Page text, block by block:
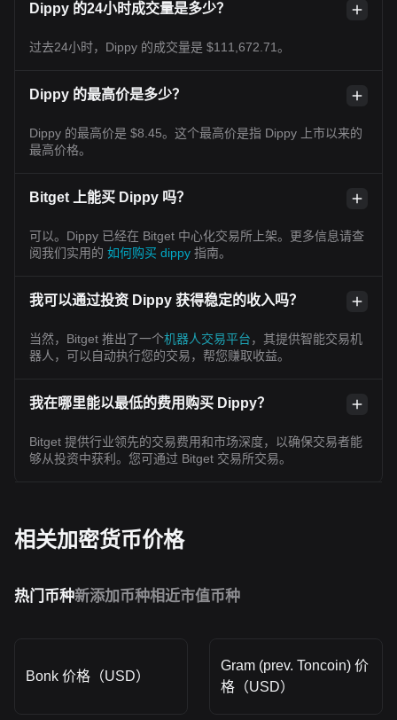
Dippy 的24小时成交量是多少？
过去24小时，Dippy 的成交量是 $111,672.71。
Dippy 的最高价是多少？
Dippy 的最高价是 $8.45。这个最高价是指 Dippy 上市以来的
最高价格。
Bitget 上能买 Dippy 吗？
可以。Dippy 已经在 Bitget 中心化交易所上架。更多信息请查
阅我们实用的 如何购买 dippy 指南。
我可以通过投资 Dippy 获得稳定的收入吗？
当然，Bitget 推出了一个机器人交易平台，其提供智能交易机
器人，可以自动执行您的交易，帮您赚取收益。
我在哪里能以最低的费用购买 Dippy？
Bitget 提供行业领先的交易费用和市场深度，以确保交易者能
够从投资中获利。您可通过 Bitget 交易所交易。
相关加密货币价格
热门币种新添加币种相近市值币种
Bonk 价格（USD）
Gram (prev. Toncoin) 价
格（USD）